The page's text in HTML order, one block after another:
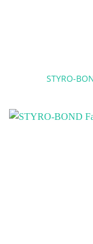
STYRO-